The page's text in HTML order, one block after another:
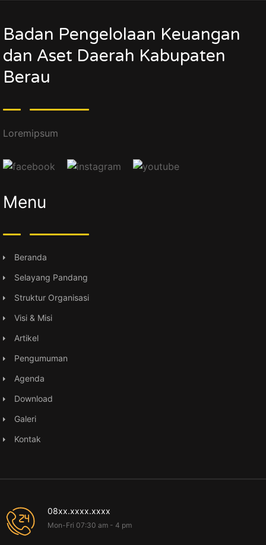
Badan Pengelolaan Keuangan
dan Aset Daerah Kabupaten
Berau
Loremipsum
Menu
Beranda
Selayang Pandang
Struktur Organisasi
Visi & Misi
Artikel
Pengumuman
Agenda
Download
Galeri
Kontak
08xx.xxxx.xxxx
Mon-Fri 07:30 am - 4 pm